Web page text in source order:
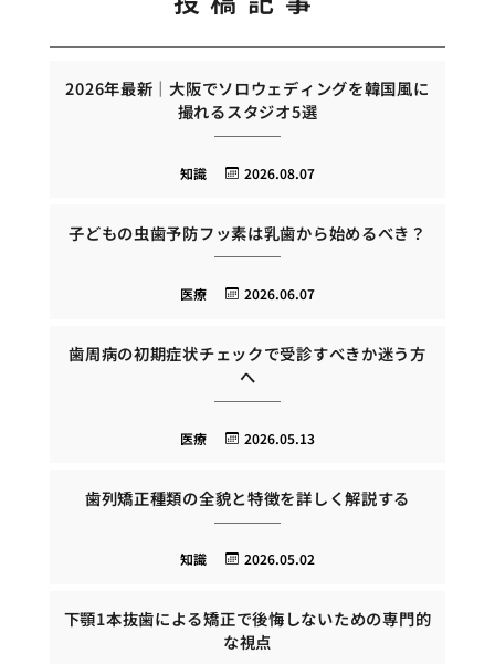
2026年最新｜大阪でソロウェディングを韓国風に
撮れるスタジオ5選
2026.08.07
知識
子どもの虫歯予防フッ素は乳歯から始めるべき？
2026.06.07
医療
歯周病の初期症状チェックで受診すべきか迷う方
へ
2026.05.13
医療
歯列矯正種類の全貌と特徴を詳しく解説する
2026.05.02
知識
下顎1本抜歯による矯正で後悔しないための専門的
な視点